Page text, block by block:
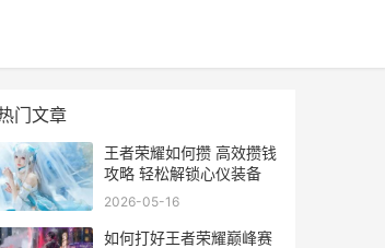
门文章
王者荣耀如何攒 高效攒钱
攻略 轻松解锁心仪装备
2026-05-16
如何打好王者荣耀巅峰赛